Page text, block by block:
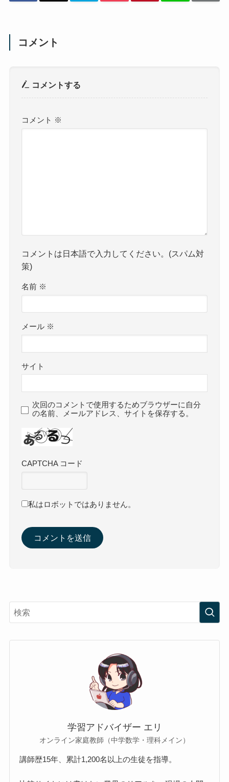
コメント
コメントする
コメント ※
コメントは日本語で入力してください。(スパム対
策)
名前 ※
メール ※
サイト
次回のコメントで使用するためブラウザーに自分
の名前、メールアドレス、サイトを保存する。
CAPTCHA コード
私はロボットではありません。
学習アドバイザー エリ
オンライン家庭教師（中学数学・理科メイン）
講師歴15年、累計1,200名以上の生徒を指導。